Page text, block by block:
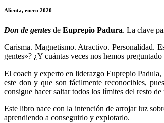
Alienta, enero 2020
Don de gentes de Euprepio Padura. La clave
Carisma. Magnetismo. Atractivo. Personalidad.
gentes»? ¿Y cuántas veces nos hemos
El coach y experto en liderazgo Euprepio Padula,
este don y que son fácilmente reconocibles,
consigue hacer saltar todos los límites del resto de
Este libro nace con la intención de arrojar luz
aprendiendo a conseguirlo y explotarlo.